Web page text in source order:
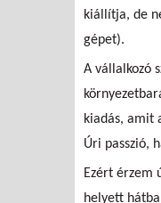
kiállítja, de
gépet).
A vállalkozó
kiadás, amit
Úri passzió,
Ezért érzem
helyett